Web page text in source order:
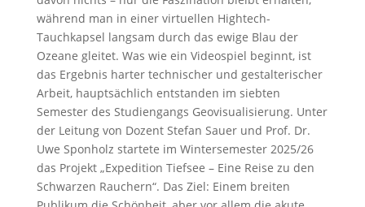
während man in einer virtuellen Hightech-
Tauchkapsel langsam durch das ewige Blau der
Ozeane gleitet. Was wie ein Videospiel beginnt, ist
das Ergebnis harter technischer und gestalterischer
Arbeit, hauptsächlich entstanden im siebten
Semester des Studiengangs Geovisualisierung. Unter
der Leitung von Dozent Stefan Sauer und Prof. Dr.
Uwe Sponholz startete im Wintersemester 2025/26
das Projekt „Expedition Tiefsee – Eine Reise zu den
Schwarzen Rauchern“. Das Ziel: Einem breiten